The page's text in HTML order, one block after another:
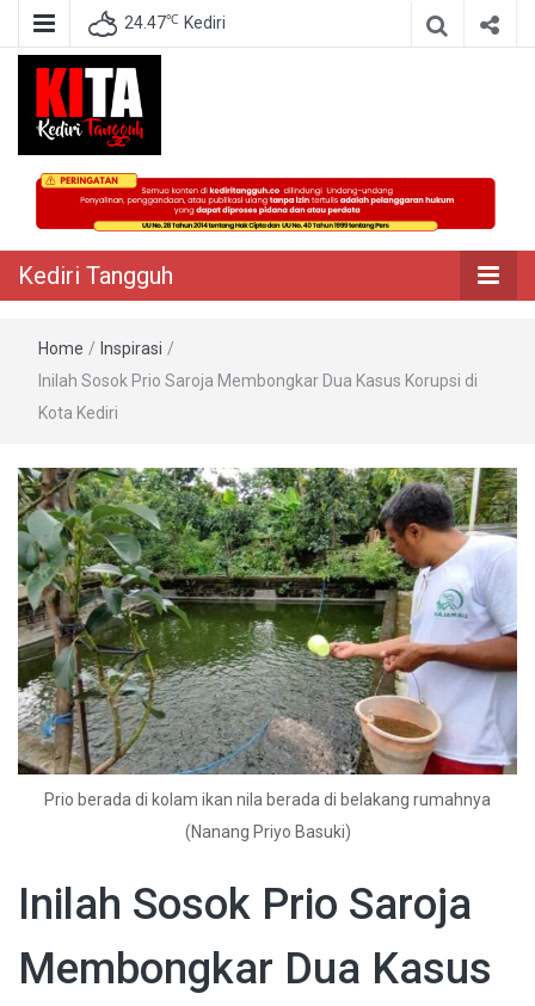
24.47℃ Kediri
Kediri Tangguh
Berita Akurat Terpercaya
Kediri Tangguh
Home / Inspirasi /
Inilah Sosok Prio Saroja Membongkar Dua Kasus Korupsi di
Kota Kediri
Prio berada di kolam ikan nila berada di belakang rumahnya
(Nanang Priyo Basuki)
Inilah Sosok Prio Saroja
Membongkar Dua Kasus